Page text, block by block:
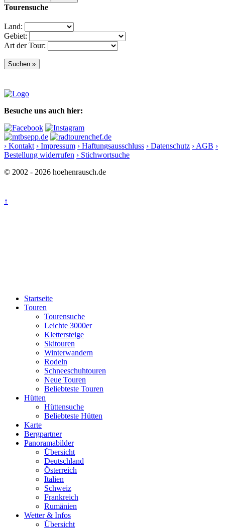
Tourensuche
Land:
Gebiet:
Art der Tour:
Besuche uns auch hier:
› Kontakt › Impressum › Haftungsausschluss › Datenschutz › AGB ›
Bestellung widerrufen › Stichwortsuche
© 2002 - 2026 hoehenrausch.de
↑
Startseite
Touren
Tourensuche
Leichte 3000er
Klettersteige
Skitouren
Winterwandern
Rodeln
Schneeschuhtouren
Neue Touren
Beliebteste Touren
Hütten
Hüttensuche
Beliebteste Hütten
Karte
Bergpartner
Panoramabilder
Übersicht
Deutschland
Österreich
Italien
Schweiz
Frankreich
Rumänien
Wetter & Infos
Übersicht